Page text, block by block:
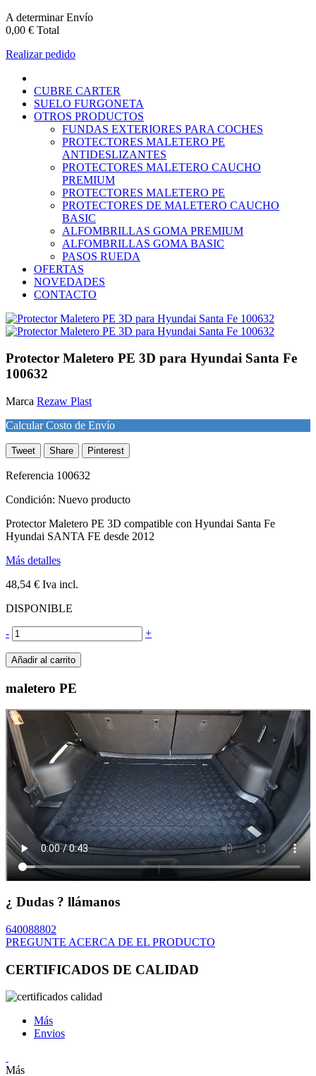
A determinarEnvío
0,00 € Total
Realizar pedido
CUBRE CARTER
SUELO FURGONETA
OTROS PRODUCTOS
FUNDAS EXTERIORES PARA COCHES
PROTECTORES MALETERO PE
ANTIDESLIZANTES
PROTECTORES MALETERO CAUCHO
PREMIUM
PROTECTORES MALETERO PE
PROTECTORES DE MALETERO CAUCHO
BASIC
ALFOMBRILLAS GOMA PREMIUM
ALFOMBRILLAS GOMA BASIC
PASOS RUEDA
OFERTAS
NOVEDADES
CONTACTO
Protector Maletero PE 3D para Hyundai Santa Fe
100632
Marca Rezaw Plast
Calcular Costo de Envío
Tweet Share Pinterest
Referencia 100632
Condición: Nuevo producto
Protector Maletero PE 3D compatible con Hyundai Santa Fe
Hyundai SANTA FE desde 2012
Más detalles
48,54 € Iva incl.
DISPONIBLE
- +
Añadir al carrito
maletero PE
¿ Dudas ? llámanos
640088802
PREGUNTE ACERCA DE EL PRODUCTO
CERTIFICADOS DE CALIDAD
Más
Envios
Más